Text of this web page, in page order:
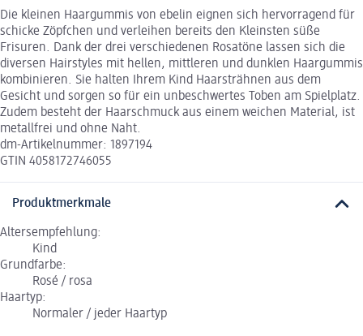
Die kleinen Haargummis von ebelin eignen sich hervorragend für
schicke Zöpfchen und verleihen bereits den Kleinsten süße
Frisuren. Dank der drei verschiedenen Rosatöne lassen sich die
diversen Hairstyles mit hellen, mittleren und dunklen Haargummis
kombinieren. Sie halten Ihrem Kind Haarsträhnen aus dem
Gesicht und sorgen so für ein unbeschwertes Toben am Spielplatz.
Zudem besteht der Haarschmuck aus einem weichen Material, ist
metallfrei und ohne Naht.
dm-Artikelnummer: 1897194
GTIN 4058172746055
Produktmerkmale
Altersempfehlung:
Kind
Grundfarbe:
Rosé / rosa
Haartyp:
Normaler / jeder Haartyp